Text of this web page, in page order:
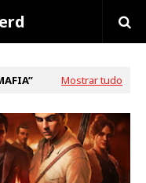
Mostrar tudo